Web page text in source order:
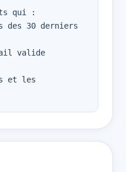
qui :
des 30 derniers
valide
et les